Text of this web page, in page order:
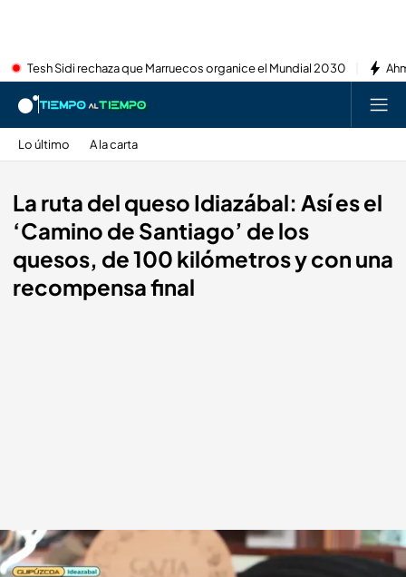
Tesh Sidi rechaza que Marruecos organice el Mundial 2030
Lo último A la carta
La ruta del queso Idiazábal: Así es el
‘Camino de Santiago’ de los
quesos, de 100 kilómetros y con una
recompensa final
La ruta del queso Idiazábal TIEMPO AL TIEMPO